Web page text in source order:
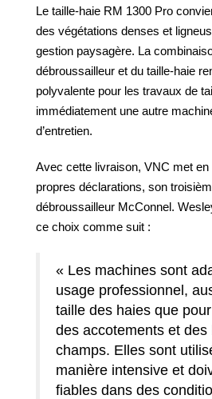
Le taille-haie RM 1300 Pro
des végétations denses et
gestion paysagère. La
débroussailleur et du taille-haie
polyvalente pour les travaux de
immédiatement une autre
d’entretien.
Avec cette livraison, VNC met
propres déclarations, son
débroussailleur McConnel.
ce choix comme suit :
« Les machines sont
usage professionnel,
taille des haies que
des accotements et des
champs. Elles sont
manière intensive et
fiables dans des